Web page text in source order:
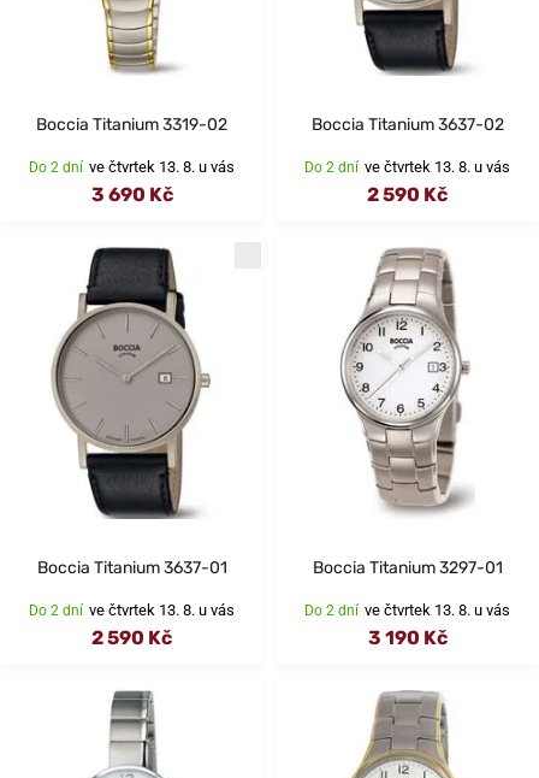
Boccia Titanium 3319-02
Do 2 dní ve čtvrtek 13. 8. u vás
3 690 Kč
Boccia Titanium 3637-02
Do 2 dní ve čtvrtek 13. 8. u vás
2 590 Kč
Boccia Titanium 3637-01
Do 2 dní ve čtvrtek 13. 8. u vás
2 590 Kč
Boccia Titanium 3297-01
Do 2 dní ve čtvrtek 13. 8. u vás
3 190 Kč